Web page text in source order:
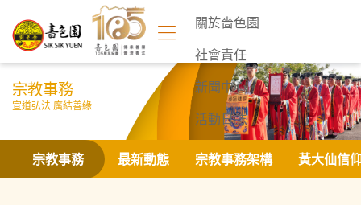
關於嗇色園
社會責任
新聞中心
活動日誌
聯絡我們
宗教事務
宣道弘法 廣結善緣
宗教事務 最新動態 宗教事務架構 黃大仙信